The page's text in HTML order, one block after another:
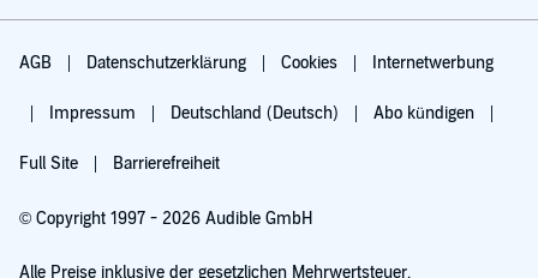
AGB Datenschutzerklärung Cookies Internetwerbung
Impressum Deutschland (Deutsch) Abo kündigen
Full Site Barrierefreiheit
© Copyright 1997 - 2026 Audible GmbH
Alle Preise inklusive der gesetzlichen Mehrwertsteuer.